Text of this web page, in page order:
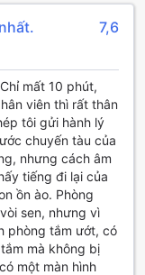
đến cho
sân bay để đảm
và thoải mái.
vụ tour để khách
một cách dễ
valet và bãi đậu
xe. Nếu khách
cũng sẽ hỗ trợ
ra, khách sạn
vé cho các hoạt
Lưu ý rằng, dịch
7,6
mất 10 phút,
viên thì rất thân
tôi gửi hành lý
chuyến tàu của
nhưng cách âm
tiếng đi lại của
ồn ào. Phòng
sen, nhưng vì
phòng tắm ướt, có
mà không bị
một màn hình